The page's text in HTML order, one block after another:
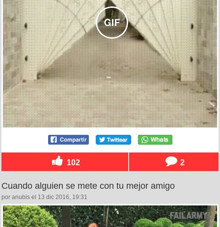
102 2
Cuando alguien se mete con tu mejor amigo
por anubis el 13 dic 2016, 19:31